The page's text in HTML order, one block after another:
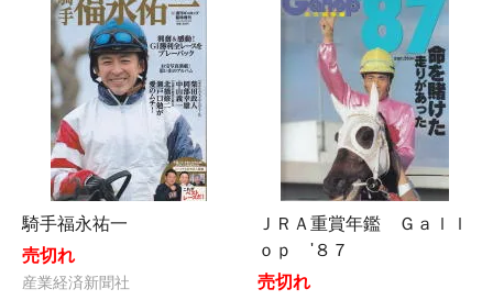
騎手福永祐一
売切れ
産業経済新聞社
ＪＲＡ重賞年鑑 Ｇａｌｌ
ｏｐ '８７
売切れ